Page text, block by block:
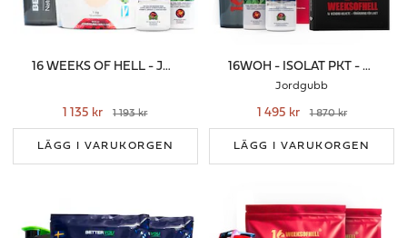
16 WEEKS OF HELL - JORDGUBB
1 135 kr 1 193 kr
LÄGG I VARUKORGEN
16WOH - ISOLAT PKT - JORDGUBB
Jordgubb
1 495 kr 1 870 kr
LÄGG I VARUKORGEN